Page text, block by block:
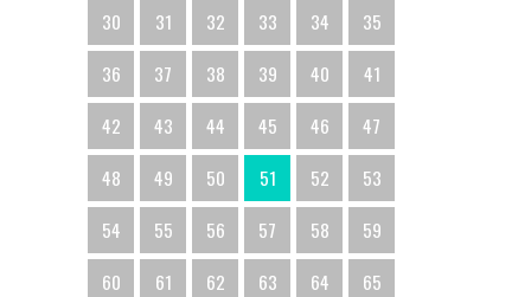
30
31 32 33 34
35
36
37 38 39 40
41
42
43 44 45 46
47
48
49 50 51 52
53
54
55 56 57 58
59
60
61 62 63 64
65